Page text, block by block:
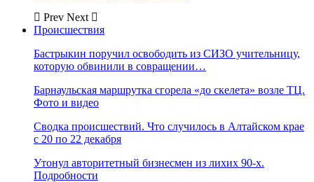
Prev Next
Происшествия
Бастрыкин поручил освободить из СИЗО учительницу,
которую обвинили в совращении…
Барнаульская маршрутка сгорела «до скелета» возле ТЦ.
Фото и видео
Сводка происшествий. Что случилось в Алтайском крае
с 20 по 22 декабря
Утонул авторитетный бизнесмен из лихих 90-х.
Подробности